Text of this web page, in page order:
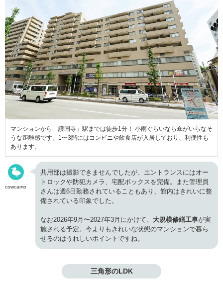
マンションから「護国寺」駅までは徒歩1分！ 小雨ぐらいなら傘がいらなそ
うな距離感です。1〜3階にはコンビニや飲食店が入居しており、利便性も
あります。
cowcamo
共用部は撮影できませんでしたが、エントランスにはオー
トロックや防犯カメラ、宅配ボックスを完備。また管理員
さんは週6日勤務されていることもあり、館内はきれいに整
備されている印象でした。
なお2026年9月〜2027年3月にかけて、 大規模修繕工事が実
施される予定。今よりもきれいな状態のマンションで暮ら
せるのはうれしいポイントですね。
三角形のLDK